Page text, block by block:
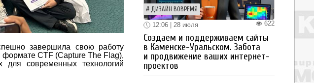
завершила свою работу
CTF (Capture The Flag),
для современных технологий
ДИЗАЙН ВОВРЕМЯ
622
12:06 | 28 июля
Создаем и поддерживаем сайты
в Каменске-Уральском. Забота
и продвижение ваших интернет-
проектов